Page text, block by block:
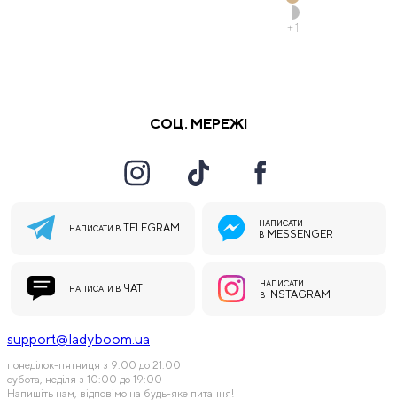
+1
СОЦ. МЕРЕЖІ
НАПИСАТИ В TELEGRAM
НАПИСАТИ
В MESSENGER
НАПИСАТИ В ЧАТ
НАПИСАТИ
В
INSTAGRAM
support@ladyboom.ua
понеділок-пятниця з 9:00 до 21:00
субота, неділя з 10:00 до 19:00
Напишіть нам, відповімо на будь-яке питання!